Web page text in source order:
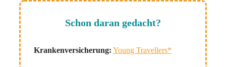
Schon daran gedacht?
Krankenversicherung: Young Travellers*